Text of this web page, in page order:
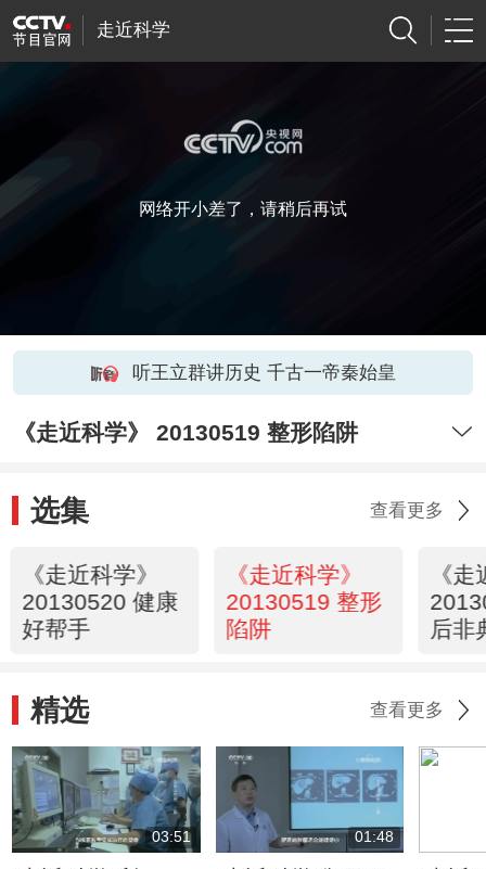
走近科学
网络开小差了，请稍后再试
听王立群讲历史 千古一帝秦始皇
《走近科学》 20130519 整形陷阱
选集 查看更多
《走近科学》
20130520 健康
好帮手
《走近科学》
20130519 整形
陷阱
《
后非
精选 查看更多
03:51 01:48